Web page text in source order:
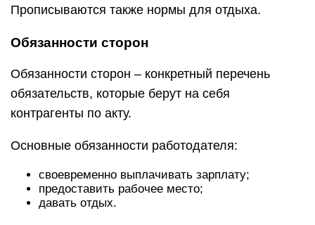
Прописываются также нормы для отдыха.
Обязанности сторон
Обязанности сторон – конкретный перечень
обязательств, которые берут на себя
контрагенты по акту.
Основные обязанности работодателя:
своевременно выплачивать зарплату;
предоставить рабочее место;
давать отдых.